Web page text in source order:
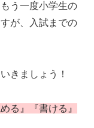
う一度小学生の
が、入試までの
きましょう！
る』『書ける』